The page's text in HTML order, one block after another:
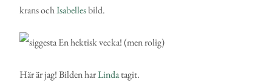
krans ochIsabellesbild.
Här är jag! Bilden harLindatagit.